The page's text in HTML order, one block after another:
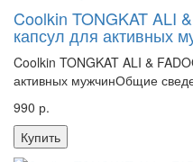
Coolkin TONGKAT ALI
капсул для активных
Coolkin TONGKAT ALI &
активных мужчинОбщие
990 р.
Купить